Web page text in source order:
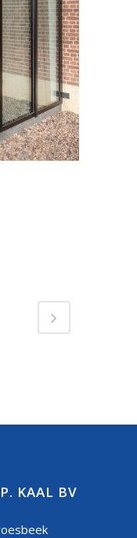
KAAL BV